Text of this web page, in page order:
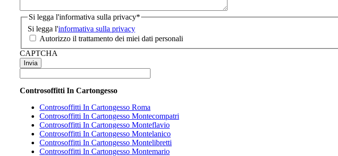
Si legga l'informativa sulla privacy*
Si legga l'informativa sulla privacy
Autorizzo il trattamento dei miei dati personali
CAPTCHA
Controsoffitti In Cartongesso
Controsoffitti In Cartongesso Roma
Controsoffitti In Cartongesso Montecompatri
Controsoffitti In Cartongesso Monteflavio
Controsoffitti In Cartongesso Montelanico
Controsoffitti In Cartongesso Montelibretti
Controsoffitti In Cartongesso Montemario